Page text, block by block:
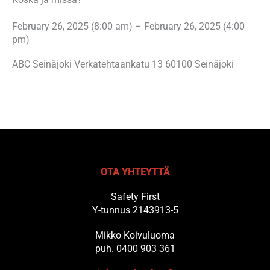
February 26, 2025 (8:00 am) – February 26, 2025 (4:00
pm)
ABC Seinäjoki Verkatehtaankatu 13 60100 Seinäjoki
OTA YHTEYTTÄ
Safety First
Y-tunnus 2143913-5
Mikko Koivuluoma
puh. 0400 903 361